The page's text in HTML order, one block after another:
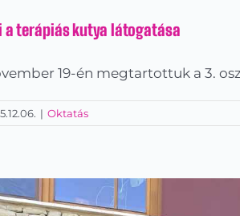
a terápiás kutya látogatása
19-én megtartottuk a 3.
| Oktatás